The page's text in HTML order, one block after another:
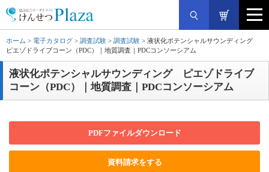
ホーム > 電子カタログ > 調査試験 > 調査試験 > 液状化ポテンシャルサウンディング
ピエゾドライブコーン（PDC）｜地質調査｜PDCコンソーシアム
液状化ポテンシャルサウンディング ピエゾドライブ
コーン（PDC）｜地質調査｜PDCコンソーシアム
PDFファイルダウンロード
資料請求をする